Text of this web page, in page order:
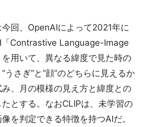
回、OpenAIによって2021年に
「Contrastive Language-Image
用いて、異なる緯度で見た時の
うさぎ”と“顔”のどちらに見えるか
、月の模様の見え方と緯度との
とする。なおCLIPは、未学習の
を判定できる特徴を持つAIだ。